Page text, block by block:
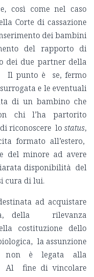
così come nel caso
Corte di cassazione
dei bambini
del rapporto di
due partner della
Il punto è se, fermo
e le eventuali
di un bambino che
chi l’ha partorito
riconoscere lo status,
formato all’estero,
del minore ad avere
disponibilità del
cura di lui.
ad acquistare
della rilevanza
costituzione dello
la assunzione
non è legata alla
Al fine di vincolare